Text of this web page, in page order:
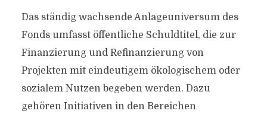
Das ständig wachsende Anlageuniversum des
Fonds umfasst öffentliche Schuldtitel, die zur
Finanzierung und Refinanzierung von
Projekten mit eindeutigem ökologischem oder
sozialem Nutzen begeben werden. Dazu
gehören Initiativen in den Bereichen